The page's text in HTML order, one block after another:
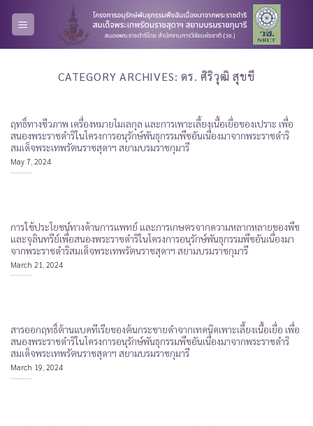
CATEGORY ARCHIVES:ดร. ศิริวุฒิ สุขขี
ฤทธิ์ทางชีวภาพ เครื่องหมายโมเลกุล และการเพาะเลี้ยงเนื้อเยื่อของเปราะ เพื่อ
สนองพระราชดำริในโครงการอนุรักษ์พันธุกรรมพืชอันเนื่องมาจากพระราชดำริ
สมเด็จพระเทพรัตนราชสุดาฯ สยามบรมราชกุมารี
May 7, 2024
การใช้ประโยชน์ทางด้านการแพทย์ และการเกษตรจากความหลากหลายของพืช
และจุลินทรีย์เพื่อสนองพระราชดำริในโครงการอนุรักษ์พันธุกรรมพืชอันเนื่องมา
จากพระราชดำริสมเด็จพระเทพรัตนราชสุดาฯ สยามบรมราชกุมารี
March 21, 2024
สารออกฤทธิ์ต้านแบคทีเรียของต้นกระชายดำจากเทคนิคเพาะเลี้ยงเนื้อเยื่อ เพื่อ
สนองพระราชดำริในโครงการอนุรักษ์พันธุกรรมพืชอันเนื่องมาจากพระราชดำริ
สมเด็จพระเทพรัตนราชสุดาฯ สยามบรมราชกุมารี
March 19, 2024